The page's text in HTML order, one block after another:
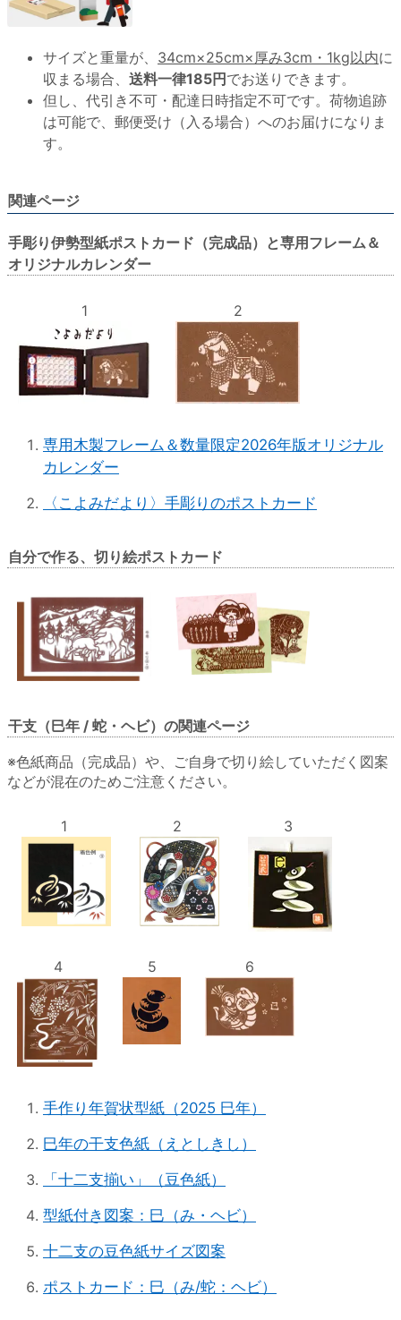
サイズと重量が、 34cm×25cm×厚み3cm・1kg以内に
収まる場合、 送料一律185円でお送りできます。
但し、代引き不可・配達日時指定不可です。荷物追跡
は可能で、郵便受け（入る場合）へのお届けになりま
す。
関連ページ
手彫り伊勢型紙ポストカード（完成品）と専用フレーム＆
オリジナルカレンダー
1 2
専用木製フレーム＆数量限定2026年版オリジナル
カレンダー
〈こよみだより〉手彫りのポストカード
自分で作る、切り絵ポストカード
干支（巳年 / 蛇・ヘビ）の関連ページ
※色紙商品（完成品）や、ご自身で切り絵していただく図案
などが混在のためご注意ください。
1 2 3
4 5 6
手作り年賀状型紙（2025 巳年）
巳年の干支色紙（えとしきし）
「十二支揃い」（豆色紙）
型紙付き図案：巳（み・ヘビ）
十二支の豆色紙サイズ図案
ポストカード：巳（み/蛇：ヘビ）